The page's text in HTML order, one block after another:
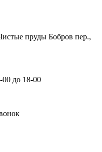
пруды Бобров пер.,
до 18-00